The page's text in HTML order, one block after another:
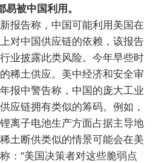
被中国利用。
报告称，中国可能利用美国在
对中国供应链的依赖，该报告
业披露此类风险。今年早些时
稀土供应。美中经济和安全审
报中警告称，中国的庞大工业
应链拥有类似的筹码。例如，
离子电池生产方面占据主导地
土断供类似的情景可能会在美
：“美国决策者对这些脆弱点